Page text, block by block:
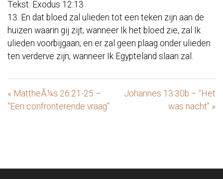
Tekst: Exodus 12:13
13. En dat bloed zal ulieden tot een teken zijn aan de
huizen waarin gij zijt; wanneer Ik het bloed zie, zal Ik
ulieden voorbijgaan; en er zal geen plaag onder ulieden
ten verderve zijn, wanneer Ik Egypteland slaan zal.
« MattheÃ¼s 26:21-25 –
“Een confronterende vraag”
Johannes 13:30b – “Het
was nacht” »